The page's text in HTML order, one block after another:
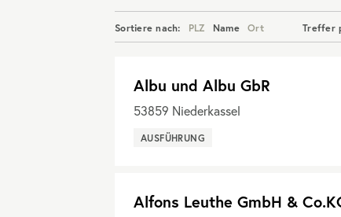
Sortiere nach: PLZ Name Ort Treffer
Albu und Albu GbR
53859 Niederkassel
AUSFÜHRUNG
Alfons Leuthe GmbH &